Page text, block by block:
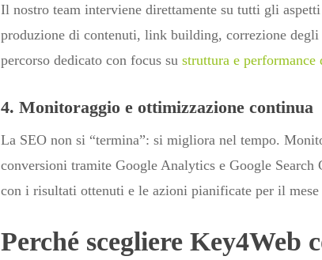
Il nostro team interviene direttamente su tutti gli
produzione di contenuti, link building, correzione
percorso dedicato con focus sustruttura e performance
4. Monitoraggio e ottimizzazione continua
La SEO non si “termina”: si migliora nel tempo.
conversioni tramite Google Analytics e Google
con i risultati ottenuti e le azioni pianificate per il mese
Perché scegliere Key4Web